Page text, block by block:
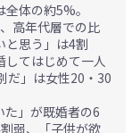
体の約5%。
高年代層での比
と思う」は4割
してはじめて一人
だ」は女性20・30
」が既婚者の6
弱、「子供が欲